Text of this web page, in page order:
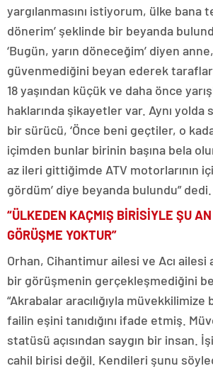
yargılanmasını istiyorum, ülke bana
dönerim’ şeklinde bir beyanda
‘Bugün, yarın döneceğim’ diyen
güvenmediğini beyan ederek
18 yaşından küçük ve daha önce
haklarında şikayetler var. Aynı yolda
bir sürücü, ‘Önce beni geçtiler, o
içimden bunlar birinin başına bela
az ileri gittiğimde ATV motorlarının
gördüm’ diye beyanda bulundu” dedi.
“ÜLKEDEN KAÇMIŞ BİRİSİYLE ŞU
GÖRÜŞME YOKTUR”
Orhan, Cihantimur ailesi ve Acı ailesi
bir görüşmenin gerçekleşmediğini
“Akrabalar aracılığıyla müvekkilimize
failin eşini tanıdığını ifade etmiş.
statüsü açısından saygın bir insan.
cahil birisi değil. Kendileri şunu